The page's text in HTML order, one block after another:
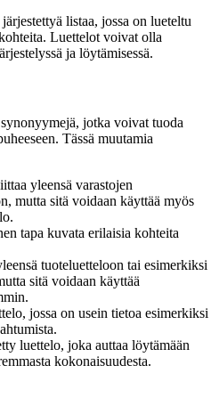
listaa, jossa on lueteltu
Luettelot voivat olla
ja löytämisessä.
jotka voivat tuoda
Tässä muutamia
yleensä varastojen
mutta sitä voidaan käyttää myös
tapa kuvata erilaisia kohteita
tuoteluetteloon tai esimerkiksi
sitä voidaan käyttää
jossa on usein tietoa esimerkiksi
luettelo, joka auttaa löytämään
kokonaisuudesta.